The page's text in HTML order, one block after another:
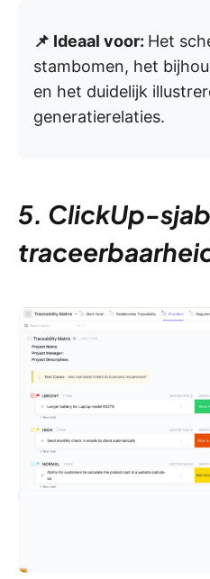
📌 Ideaal voor: Het
stambomen, het
en het duidelijk
generatierelaties.
5. ClickUp-